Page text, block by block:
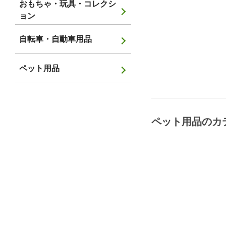
おもちゃ・玩具・コレクシ
ョン
自転車・自動車用品
ペット用品
ペット用品のカ